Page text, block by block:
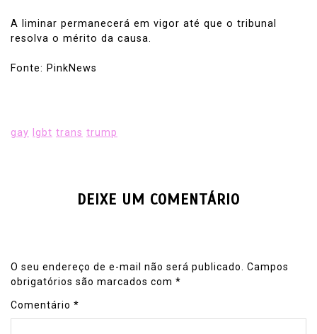
A liminar permanecerá em vigor até que o tribunal
resolva o mérito da causa.
Fonte: PinkNews
gay lgbt trans trump
DEIXE UM COMENTÁRIO
O seu endereço de e-mail não será publicado.
Campos
obrigatórios são marcados com *
Comentário *